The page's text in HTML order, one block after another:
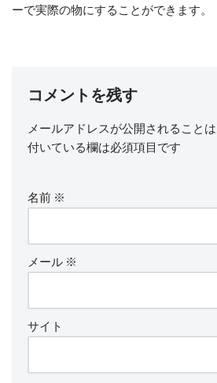
ーで実際の物にすることができます。
コメントを残す
メールアドレスが公開されることは
付いている欄は必須項目です
名前 ※
メール ※
サイト